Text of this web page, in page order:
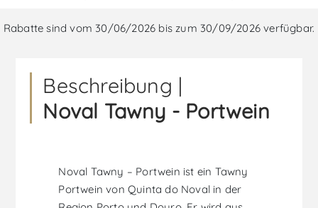
Rabatte sind vom 30/06/2026 bis zum 30/09/2026 verfügbar.
Beschreibung |
Noval Tawny - Portwein
Noval Tawny – Portwein ist ein Tawny
Portwein von Quinta do Noval in der